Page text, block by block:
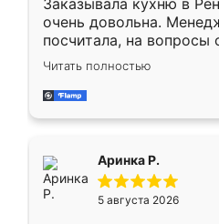
Заказывала кухню в
очень довольна.
посчитала, на вопросы
Замерщик приехал в
делу со всей
за день, ребята
Читать полностью
Аринка Р.
5 августа 2026